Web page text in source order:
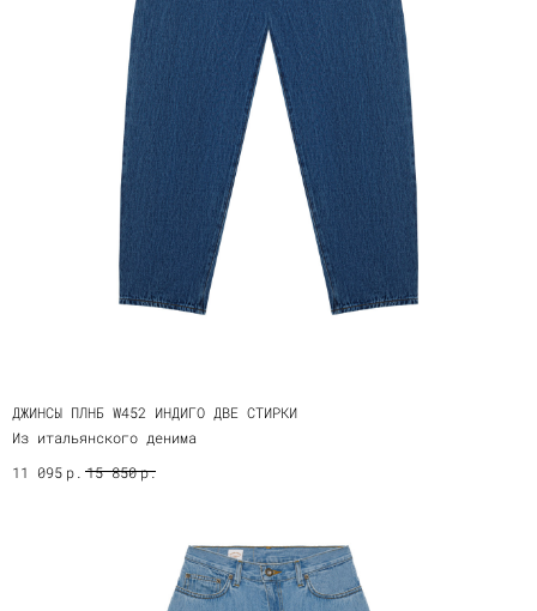
ДЖИНСЫ ПЛНБ W452 ИНДИГО ДВЕ СТИРКИ
Из итальянского денима
11 095 р. 15 850р.